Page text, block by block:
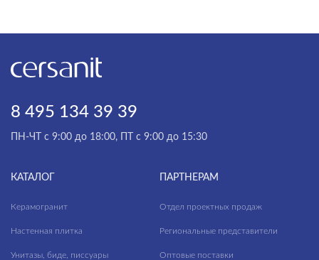
8 495 134 39 39
ПН-ЧТ с 9:00 до 18:00, ПТ с 9:00 до 15:30
КАТАЛОГ
Керамогранит
Настенная плитка
Унитазы, биде, писсуары
ПАРТНЕРАМ
Отдел проектных продаж
Региональные представители
Оптовые поставки